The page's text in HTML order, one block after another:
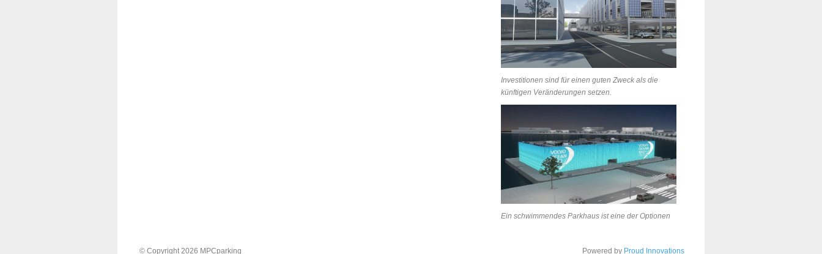
Investitionen sind für einen guten Zweck als die
künftigen Veränderungen setzen.
Ein schwimmendes Parkhaus ist eine der Optionen
© Copyright 2026 MPCparking Powered by Proud Innovations